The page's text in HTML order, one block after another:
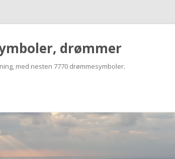
drømmer
med nesten 7770 drømmesymboler.